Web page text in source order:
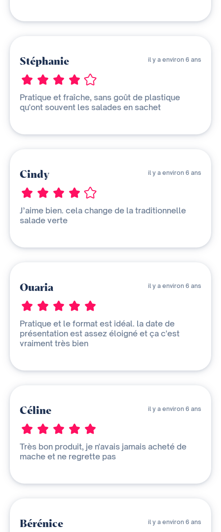
Stéphanie il y a environ 6 ans
Pratique et fraîche, sans goût de plastique
qu'ont souvent les salades en sachet
Cindy il y a environ 6 ans
J’aime bien. cela change de la traditionnelle
salade verte
Ouaria il y a environ 6 ans
Pratique et le format est idéal. la date de
présentation est assez éloigné et ça c'est
vraiment très bien
Céline il y a environ 6 ans
Très bon produit, je n'avais jamais acheté de
mache et ne regrette pas
Bérénice il y a environ 6 ans